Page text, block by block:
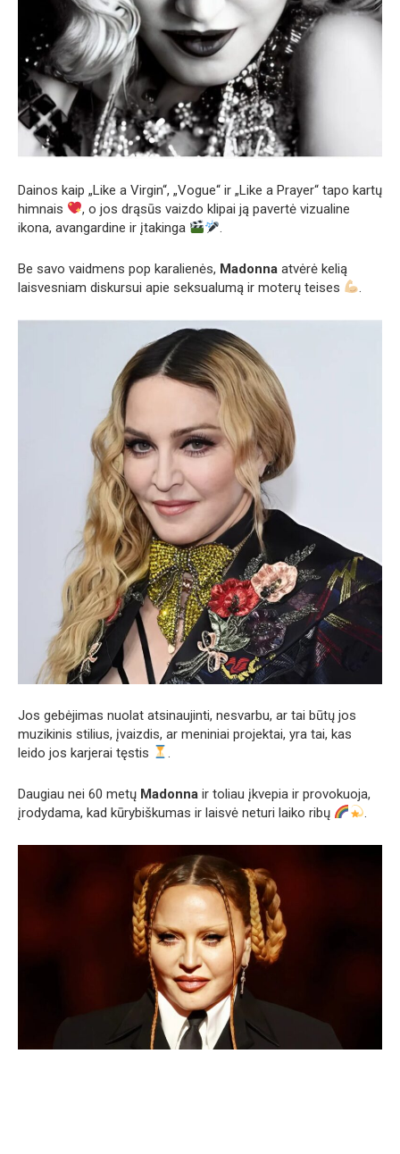
Dainos kaip „Like a Virgin“, „Vogue“ ir „Like a Prayer“ tapo kartų
himnais
, o jos drąsūs vaizdo klipai ją pavertė vizualine
ikona, avangardine ir įtakinga
Be savo vaidmens pop karalienės, Madonna atvėrė kelią
laisvesniam diskursui apie seksualumą ir moterų teises
Jos gebėjimas nuolat atsinaujinti, nesvarbu, ar tai būtų jos
muzikinis stilius, įvaizdis, ar meniniai projektai, yra tai, kas
leido jos karjerai tęstis
Daugiau nei 60 metų Madonna ir toliau įkvepia ir provokuoja,
įrodydama, kad kūrybiškumas ir laisvė neturi laiko ribų